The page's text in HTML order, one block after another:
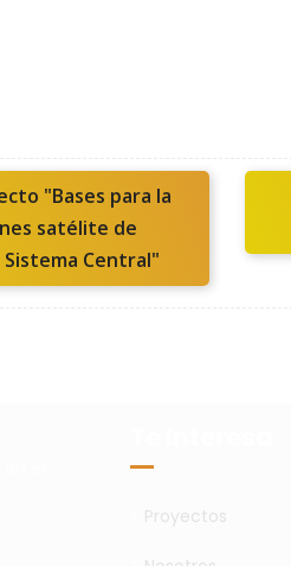
"Bases para la
satélite de
Central"
Proyectos